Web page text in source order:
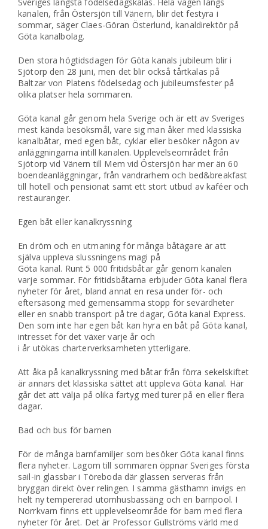
Sveriges längsta födelsedagskalas. Hela vägen längs
kanalen, från Östersjön till Vänern, blir det festyra i
sommar, säger Claes-Göran Österlund, kanaldirektör på
Göta kanalbolag.
Den stora högtidsdagen för Göta kanals jubileum blir i
Sjötorp den 28 juni, men det blir också tårtkalas på
Baltzar von Platens födelsedag och jubileumsfester på
olika platser hela sommaren.
Göta kanal går genom hela Sverige och är ett av Sveriges
mest kända besöksmål, vare sig man åker med klassiska
kanalbåtar, med egen båt, cyklar eller besöker någon av
anläggningarna intill kanalen. Upplevelseområdet från
Sjötorp vid Vänern till Mem vid Östersjön har mer än 60
boendeanläggningar, från vandrarhem och bed&breakfast
till hotell och pensionat samt ett stort utbud av kaféer och
restauranger.
Egen båt eller kanalkryssning
En dröm och en utmaning för många båtägare är att
själva uppleva slussningens magi på
Göta kanal. Runt 5 000 fritidsbåtar går genom kanalen
varje sommar. För fritidsbåtarna erbjuder Göta kanal flera
nyheter för året, bland annat en resa under för- och
eftersäsong med gemensamma stopp för sevärdheter
eller en snabb transport på tre dagar, Göta kanal Express.
Den som inte har egen båt kan hyra en båt på Göta kanal,
intresset för det växer varje år och
i år utökas charterverksamheten ytterligare.
Att åka på kanalkryssning med båtar från förra sekelskiftet
är annars det klassiska sättet att uppleva Göta kanal. Här
går det att välja på olika fartyg med turer på en eller flera
dagar.
Bad och bus för barnen
För de många barnfamiljer som besöker Göta kanal finns
flera nyheter. Lagom till sommaren öppnar Sveriges första
sail-in glassbar i Töreboda där glassen serveras från
bryggan direkt över relingen. I samma gästhamn invigs en
helt ny tempererad utomhusbassäng och en barnpool. I
Norrkvarn finns ett upplevelseområde för barn med flera
nyheter för året. Det är Professor Gullströms värld med